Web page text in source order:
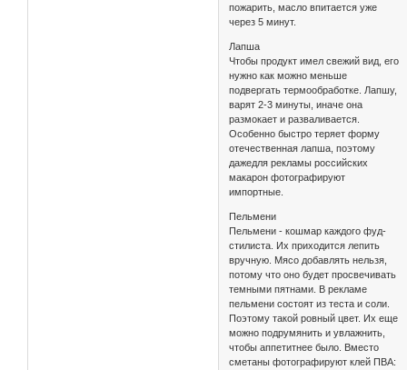
пожарить, масло впитается уже
через 5 минут.
Лапша
Чтобы продукт имел свежий вид, его
нужно как можно меньше
подвергать термообработке. Лапшу,
варят 2-3 минуты, иначе она
размокает и разваливается.
Особенно быстро теряет форму
отечественная лапша, поэтому
дажедля рекламы российских
макарон фотографируют
импортные.
Пельмени
Пельмени - кошмар каждого фуд-
стилиста. Их приходится лепить
вручную. Мясо добавлять нельзя,
потому что оно будет просвечивать
темными пятнами. В рекламе
пельмени состоят из теста и соли.
Поэтому такой ровный цвет. Их еще
можно подрумянить и увлажнить,
чтобы аппетитнее было. Вместо
сметаны фотографируют клей ПВА: